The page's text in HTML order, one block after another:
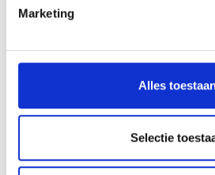
Marketing
Alles
Selectie